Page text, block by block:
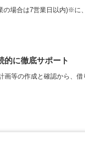
場合は7営業日以内)※に
的に徹底サポート
画等の作成と確認から、